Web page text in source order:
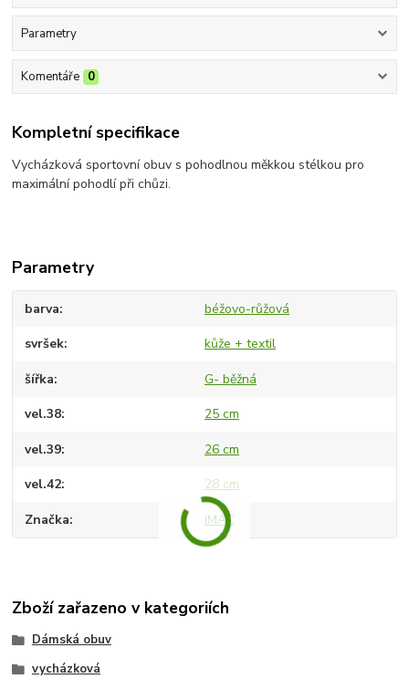
Parametry
Komentáře 0
Kompletní specifikace
Vycházková sportovní obuv s pohodlnou měkkou stélkou pro
maximální pohodlí při chůzi.
Parametry
barva béžovo-růžová
svršek kůže + textil
šířka G- běžná
vel.38 25 cm
vel.39 26 cm
vel.42 28 cm
Značka IMAC
Zboží zařazeno v kategoriích
Dámská obuv
vycházková